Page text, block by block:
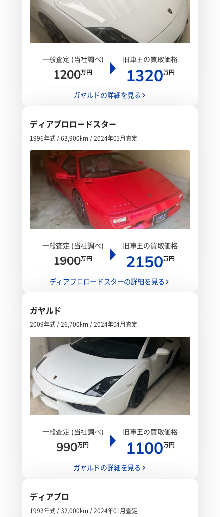
一般査定 (当社調べ)
1200万円
旧車王の買取価格
1320万円
ガヤルドの詳細を見る
ディアブロロードスター
1996年式 / 63,900km / 2024年05月査定
一般査定 (当社調べ)
1900万円
旧車王の買取価格
2150万円
ディアブロロードスターの詳細を見る
ガヤルド
2009年式 / 26,700km / 2024年04月査定
一般査定 (当社調べ)
990万円
旧車王の買取価格
1100万円
ガヤルドの詳細を見る
ディアブロ
1992年式 / 32,000km / 2024年01月査定